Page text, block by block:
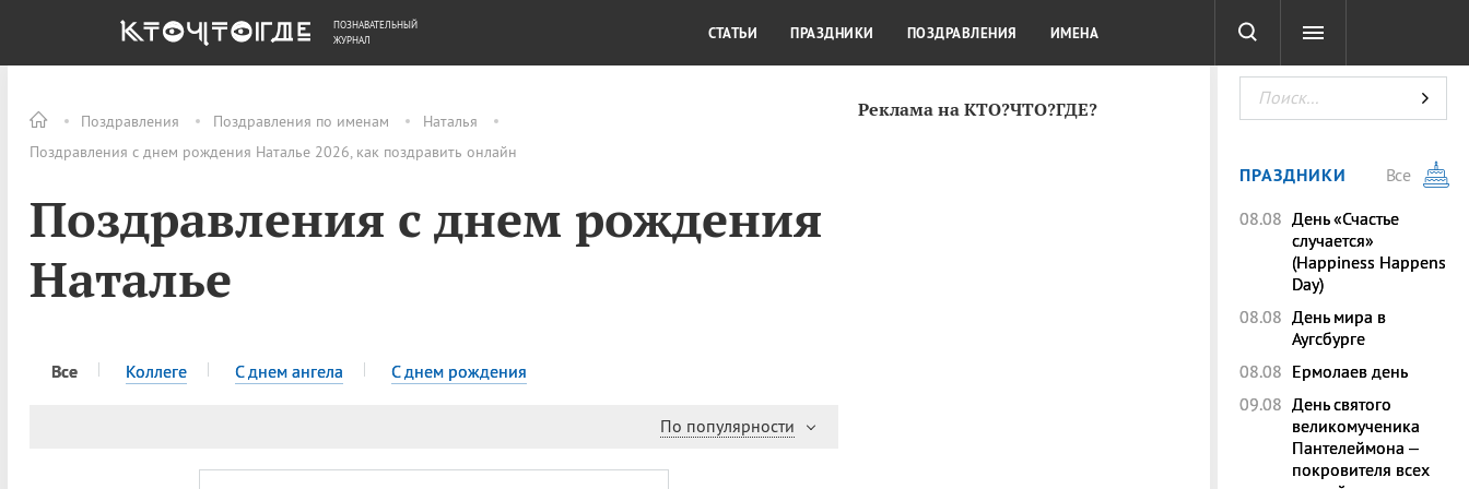
Поздравления Поздравления по именам
Наталья
Поздравления с днем рождения Наталье 2026, как поздравить онлайн
Поздравления с днем рождения
Наталье
Все Коллеге C днем ангела C днем рождения
По популярности
Реклама на КТО?ЧТО?ГДЕ?
ОБЩЕСТВО ДЕНЬГИ КУЛЬТУРА КРАСОТА ТЕСТЫ
ПОЗНАВАТЕЛЬНЫЙ
ЖУРНАЛ
СТАТЬИ ПРАЗДНИКИ ПОЗДРАВЛЕНИЯ ИМЕНА
ПРАЗДНИКИ
Все
08.08 День «Счастье
случается»
(Happiness Happens
Day)
08.08 День мира в
Аугсбурге
08.08 Ермолаев день
09.08 День святого
великомученика
Пантелеймона –
покровителя всех